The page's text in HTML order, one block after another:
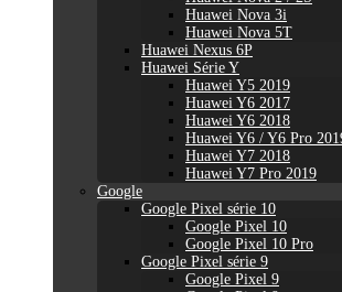
Huawei Nova 3i
Huawei Nova 5T
Huawei Nexus 6P
Huawei Série Y
Huawei Y5 2019
Huawei Y6 2017
Huawei Y6 2018
Huawei Y6 / Y6 Pro
Huawei Y7 2018
Huawei Y7 Pro 2019
Google
Google Pixel série 10
Google Pixel 10
Google Pixel 10 Pro
Google Pixel série 9
Google Pixel 9